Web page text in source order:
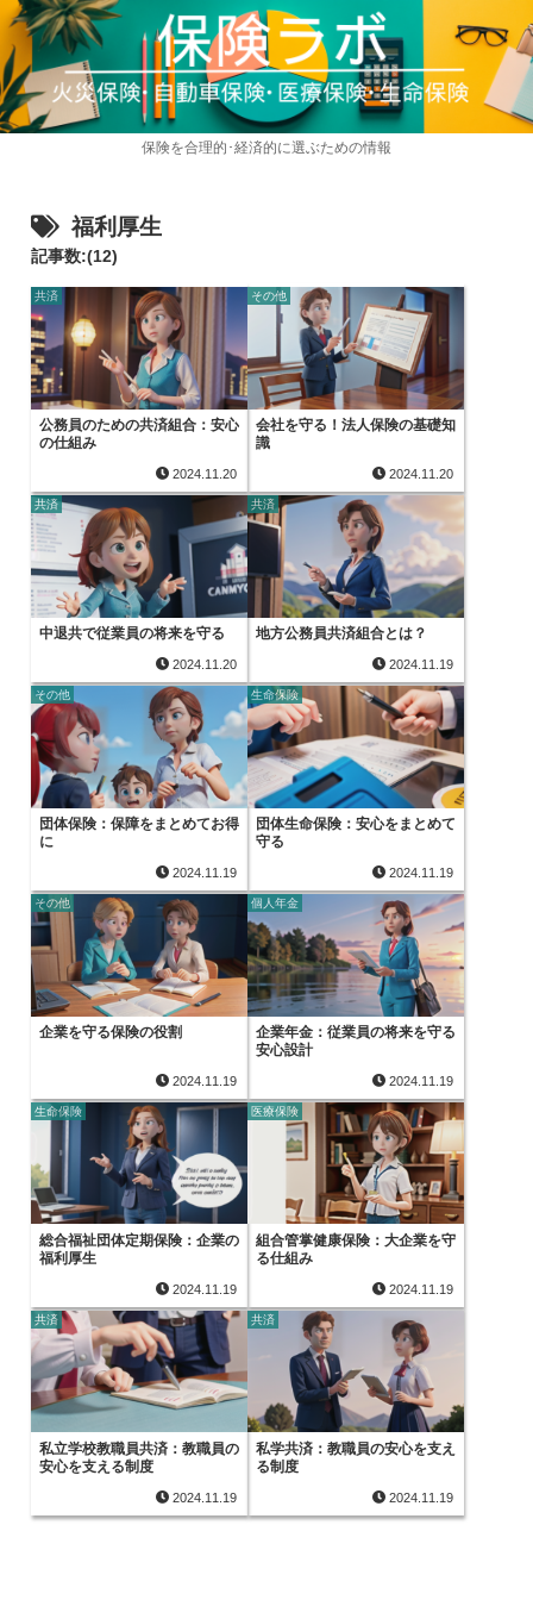
保険を合理的･経済的に選ぶための情報
福利厚生
記事数:(12)
共済
公務員のための共済組合：安心
の仕組み
2024.11.20
その他
会社を守る！法人保険の基礎知
識
2024.11.20
共済
中退共で従業員の将来を守る
2024.11.20
共済
地方公務員共済組合とは？
2024.11.19
その他
団体保険：保障をまとめてお得
に
2024.11.19
生命保険
団体生命保険：安心をまとめて
守る
2024.11.19
その他
企業を守る保険の役割
2024.11.19
個人年金
企業年金：従業員の将来を守る
安心設計
2024.11.19
生命保険
総合福祉団体定期保険：企業の
福利厚生
2024.11.19
医療保険
組合管掌健康保険：大企業を守
る仕組み
2024.11.19
共済
私立学校教職員共済：教職員の
安心を支える制度
2024.11.19
共済
私学共済：教職員の安心を支え
る制度
2024.11.19